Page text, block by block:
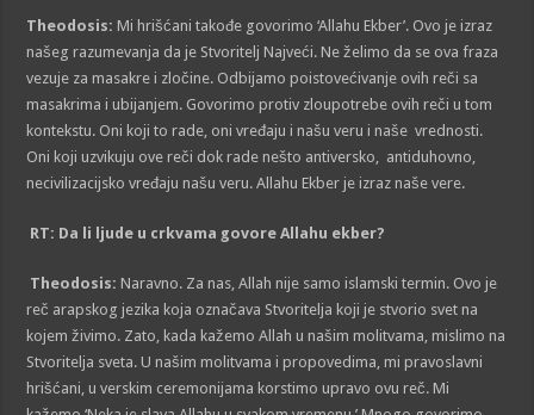
Theodosis: Mi hrišćani takođe govorimo ‘Allahu Ekber’. Ovo je izraz
našeg razumevanja da je Stvoritelj Najveći. Ne želimo da se ova fraza
vezuje za masakre i zločine. Odbijamo poistovećivanje ovih reči sa
masakrima i ubijanjem. Govorimo protiv zloupotrebe ovih reči u tom
kontekstu. Oni koji to rade, oni vređaju i našu veru i naše vrednosti.
Oni koji uzvikuju ove reči dok rade nešto antiversko, antiduhovno,
necivilizacijsko vređaju našu veru. Allahu Ekber je izraz naše vere.
RT: Da li ljude u crkvama govore Allahu ekber?
Theodosis: Naravno. Za nas, Allah nije samo islamski termin. Ovo je
reč arapskog jezika koja označava Stvoritelja koji je stvorio svet na
kojem živimo. Zato, kada kažemo Allah u našim molitvama, mislimo na
Stvoritelja sveta. U našim molitvama i propovedima, mi pravoslavni
hrišćani, u verskim ceremonijama korstimo upravo ovu reč. Mi